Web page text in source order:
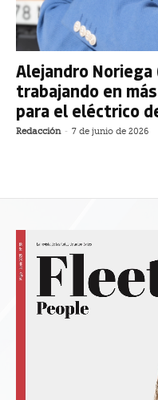
Alejandro
trabajando en
para el eléctrico
Redacción - 7 de junio de 2026